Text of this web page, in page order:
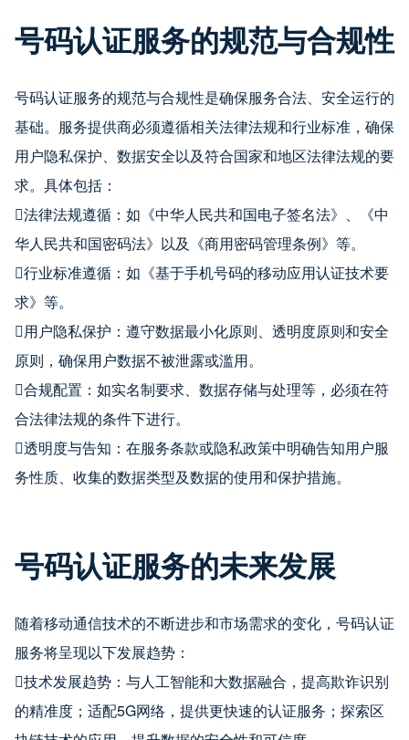
号码认证服务的规范与合规性
号码认证服务的规范与合规性是确保服务合法、安全运行的
基础。服务提供商必须遵循相关法律法规和行业标准，确保
用户隐私保护、数据安全以及符合国家和地区法律法规的要
求。具体包括：
法律法规遵循：如《中华人民共和国电子签名法》、《中
华人民共和国密码法》以及《商用密码管理条例》等。
行业标准遵循：如《基于手机号码的移动应用认证技术要
求》等。
用户隐私保护：遵守数据最小化原则、透明度原则和安全
原则，确保用户数据不被泄露或滥用。
合规配置：如实名制要求、数据存储与处理等，必须在符
合法律法规的条件下进行。
透明度与告知：在服务条款或隐私政策中明确告知用户服
务性质、收集的数据类型及数据的使用和保护措施。
号码认证服务的未来发展
随着移动通信技术的不断进步和市场需求的变化，号码认证
服务将呈现以下发展趋势：
技术发展趋势：与人工智能和大数据融合，提高欺诈识别
的精准度；适配5G网络，提供更快速的认证服务；探索区